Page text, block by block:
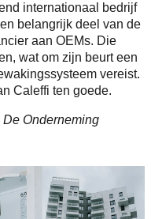
internationaal bedrijf
belangrijk deel van de
aan OEMs. Die
wat om zijn beurt een
vereist.
Caleffi ten goede.
De Onderneming